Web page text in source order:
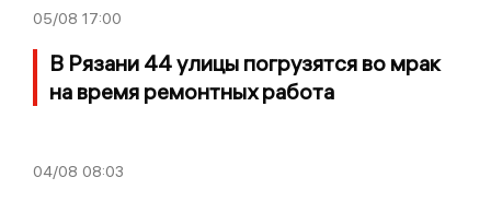
05/08 17:00
В Рязани 44 улицы погрузятся во мрак
на время ремонтных работа
04/08 08:03